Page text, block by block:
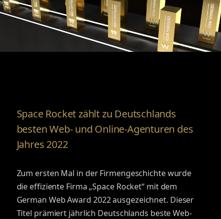
Space Rocket zählt zu Deutschlands
besten Web- und Online-Agenturen des
Jahres 2022
Zum ersten Mal in der Firmengeschichte wurde
die effiziente Firma „Space Rocket“ mit dem
German Web Award 2022 ausgezeichnet. Dieser
Titel prämiert jährlich Deutschlands beste Web-